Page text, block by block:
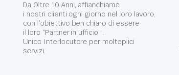
Da Oltre 10 Anni, affianchiamo
i nostri clienti ogni giorno nel loro lavoro,
con l’obiettivo ben chiaro di essere
il loro “Partner in ufficio” .
Unico Interlocutore per molteplici
servizi.